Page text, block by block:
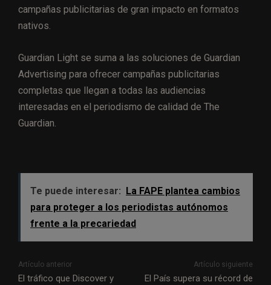
campañas publicitarias de gran impacto en formatos
nativos.
Guardian Light se suma a las soluciones de Guardian
Advertising para ofrecer campañas publicitarias
completas que llegan a todas las audiencias
interesadas en el periodismo de calidad de The
Guardian.
Te puede interesar: La FAPE plantea cambios
para proteger a los periodistas autónomos
frente a la precariedad
Artículo anterior
El tráfico que Discover y
Artículo siguiente
El País supera su récord de